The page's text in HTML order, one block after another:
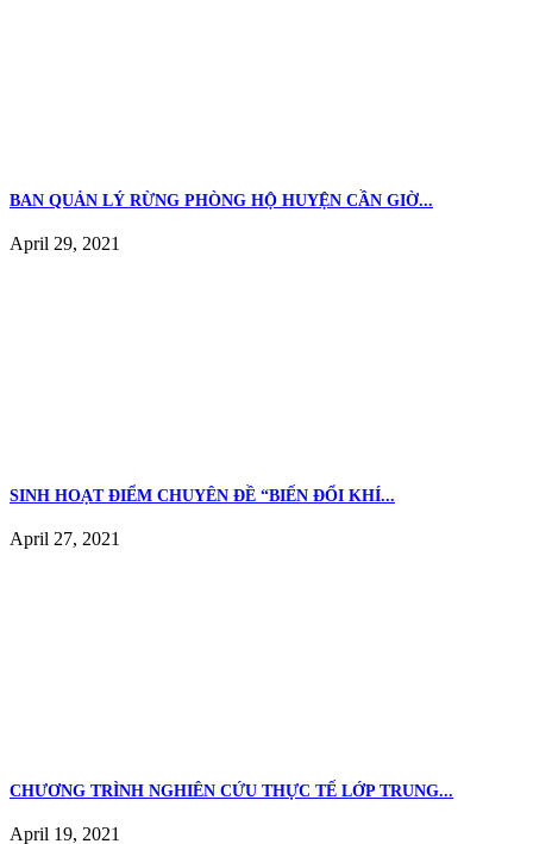
BAN QUẢN LÝ RỪNG PHÒNG HỘ HUYỆN CẦN GIỜ...
April 29, 2021
SINH HOẠT ĐIỂM CHUYÊN ĐỀ “BIẾN ĐỔI KHÍ...
April 27, 2021
CHƯƠNG TRÌNH NGHIÊN CỨU THỰC TẾ LỚP TRUNG...
April 19, 2021